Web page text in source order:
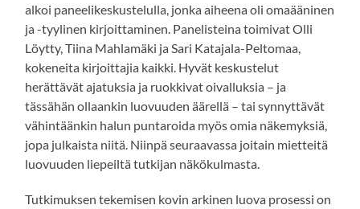
alkoi paneelikeskustelulla, jonka aiheena oli omaääninen
ja -tyylinen kirjoittaminen. Panelisteina toimivat Olli
Löytty, Tiina Mahlamäki ja Sari Katajala-Peltomaa,
kokeneita kirjoittajia kaikki. Hyvät keskustelut
herättävät ajatuksia ja ruokkivat oivalluksia – ja
tässähän ollaankin luovuuden äärellä – tai synnyttävät
vähintäänkin halun puntaroida myös omia näkemyksiä,
jopa julkaista niitä. Niinpä seuraavassa joitain mietteitä
luovuuden liepeiltä tutkijan näkökulmasta.
Tutkimuksen tekemisen kovin arkinen luova prosessi on